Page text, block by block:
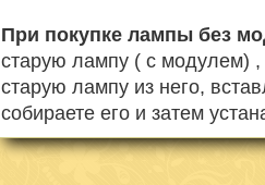
При покупке лампы без
старую лампу ( с модулем) ,
старую лампу из него,
собираете его и затем